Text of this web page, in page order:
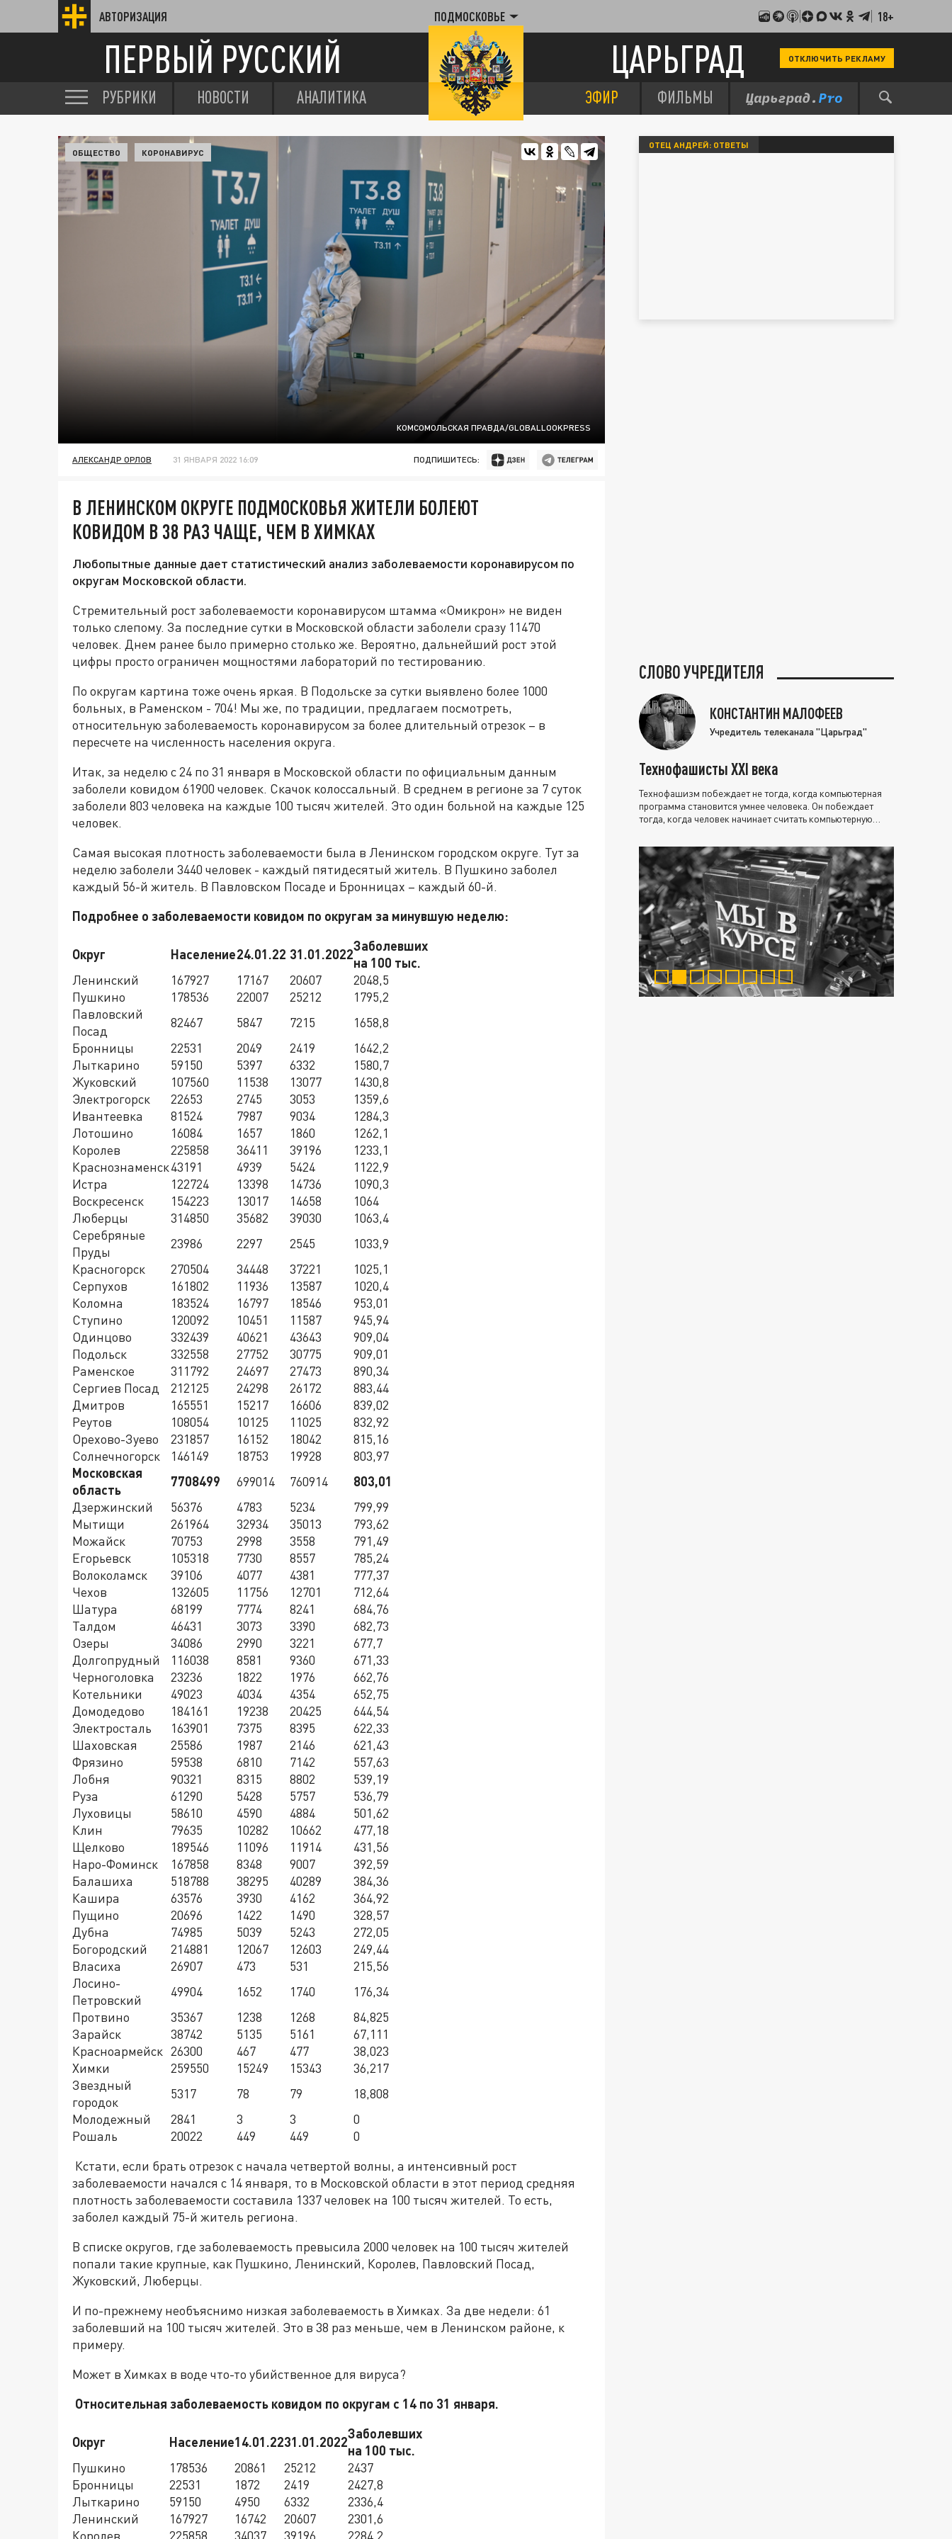
АВТОРИЗАЦИЯ ПОДМОСКОВЬЕ 18+
ПЕРВЫЙ РУССКИЙ ЦАРЬГРАД ОТКЛЮЧИТЬ РЕКЛАМУ
РУБРИКИ НОВОСТИ АНАЛИТИКА ЭФИР ФИЛЬМЫ
КОМСОМОЛЬСКАЯ ПРАВДА/GLOBALLOOKPRESS
ОБЩЕСТВО КОРОНАВИРУС
АЛЕКСАНДР ОРЛОВ 31 ЯНВАРЯ 2022 16:09 ПОДПИШИТЕСЬ:
В ЛЕНИНСКОМ ОКРУГЕ ПОДМОСКОВЬЯ ЖИТЕЛИ БОЛЕЮТ
КОВИДОМ В 38 РАЗ ЧАЩЕ, ЧЕМ В ХИМКАХ
Любопытные данные дает статистический анализ заболеваемости коронавирусом по
округам Московской области.
Стремительный рост заболеваемости коронавирусом штамма «Омикрон» не виден
только слепому. За последние сутки в Московской области заболели сразу 11470
человек. Днем ранее было примерно столько же. Вероятно, дальнейший рост этой
цифры просто ограничен мощностями лабораторий по тестированию.
По округам картина тоже очень яркая. В Подольске за сутки выявлено более 1000
больных, в Раменском - 704! Мы же, по традиции, предлагаем посмотреть,
относительную заболеваемость коронавирусом за более длительный отрезок – в
пересчете на численность населения округа.
Итак, за неделю с 24 по 31 января в Московской области по официальным данным
заболели ковидом 61900 человек. Скачок колоссальный. В среднем в регионе за 7 суток
заболели 803 человека на каждые 100 тысяч жителей. Это один больной на каждые 125
человек.
Самая высокая плотность заболеваемости была в Ленинском городском округе. Тут за
неделю заболели 3440 человек - каждый пятидесятый житель. В Пушкино заболел
каждый 56-й житель. В Павловском Посаде и Бронницах – каждый 60-й.
Подробнее о заболеваемости ковидом по округам за минувшую неделю:
Округ Население24.01.22 31.01.2022
Заболевших
на 100 тыс.
Ленинский
167927 17167 20607
2048,5
Пушкино
178536 22007 25212
1795,2
Павловский
Посад
82467 5847 7215
1658,8
Бронницы
22531 2049 2419
1642,2
Лыткарино
59150 5397 6332
1580,7
Жуковский
107560 11538 13077
1430,8
Электрогорск
22653 2745 3053
1359,6
Ивантеевка
81524 7987 9034
1284,3
Лотошино
16084 1657 1860
1262,1
Королев
225858 36411 39196
1233,1
Краснознаменск43191 4939 5424
1122,9
Истра
122724 13398 14736
1090,3
Воскресенск
154223 13017 14658
1064
Люберцы
314850 35682 39030
1063,4
Серебряные
Пруды
23986 2297 2545
1033,9
Красногорск
270504 34448 37221
1025,1
Серпухов
161802 11936 13587
1020,4
Коломна
183524 16797 18546
953,01
Ступино
120092 10451 11587
945,94
Одинцово
332439 40621 43643
909,04
Подольск
332558 27752 30775
909,01
Раменское
311792 24697 27473
890,34
Сергиев Посад
212125 24298 26172
883,44
Дмитров
165551 15217 16606
839,02
Реутов
108054 10125 11025
832,92
Орехово-Зуево
231857 16152 18042
815,16
Солнечногорск
146149 18753 19928
803,97
Московская
область
7708499 699014 760914
803,01
Дзержинский
56376 4783 5234
799,99
Мытищи
261964 32934 35013
793,62
Можайск
70753 2998 3558
791,49
Егорьевск
105318 7730 8557
785,24
Волоколамск
39106 4077 4381
777,37
Чехов
132605 11756 12701
712,64
Шатура
68199 7774 8241
684,76
Талдом
46431 3073 3390
682,73
Озеры
34086 2990 3221
677,7
Долгопрудный
116038 8581 9360
671,33
Черноголовка
23236 1822 1976
662,76
Котельники
49023 4034 4354
652,75
Домодедово
184161 19238 20425
644,54
Электросталь
163901 7375 8395
622,33
Шаховская
25586 1987 2146
621,43
Фрязино
59538 6810 7142
557,63
Лобня
90321 8315 8802
539,19
Руза
61290 5428 5757
536,79
Луховицы
58610 4590 4884
501,62
Клин
79635 10282 10662
477,18
Щелково
189546 11096 11914
431,56
Наро-Фоминск
167858 8348 9007
392,59
Балашиха
518788 38295 40289
384,36
Кашира
63576 3930 4162
364,92
Пущино
20696 1422 1490
328,57
Дубна
74985 5039 5243
272,05
Богородский
214881 12067 12603
249,44
Власиха
26907 473 531
215,56
Лосино-
Петровский
49904 1652 1740
176,34
Протвино
35367 1238 1268
84,825
Зарайск
38742 5135 5161
67,111
Красноармейск 26300 467 477
38,023
Химки
259550 15249 15343
36,217
Звездный
городок
5317 78 79
18,808
Молодежный
2841 3 3
0
Рошаль
20022 449 449
0
Кстати, если брать отрезок с начала четвертой волны, а интенсивный рост
заболеваемости начался с 14 января, то в Московской области в этот период средняя
плотность заболеваемости составила 1337 человек на 100 тысяч жителей. То есть,
заболел каждый 75-й житель региона.
В списке округов, где заболеваемость превысила 2000 человек на 100 тысяч жителей
попали такие крупные, как Пушкино, Ленинский, Королев, Павловский Посад,
Жуковский, Люберцы.
И по-прежнему необъяснимо низкая заболеваемость в Химках. За две недели: 61
заболевший на 100 тысяч жителей. Это в 38 раз меньше, чем в Ленинском районе, к
примеру.
Может в Химках в воде что-то убийственное для вируса?
Относительная заболеваемость ковидом по округам с 14 по 31 января.
Округ Население14.01.2231.01.2022
Заболевших
на 100 тыс.
Пушкино
178536 20861 25212
2437
Бронницы
22531 1872 2419
2427,8
Лыткарино
59150 4950 6332
2336,4
Ленинский
167927 16742 20607
2301,6
Королев
225858 34037 39196 2284,2
ОТЕЦ АНДРЕЙ: ОТВЕТЫ
СЛОВО УЧРЕДИТЕЛЯ
КОНСТАНТИН МАЛОФЕЕВ
Учредитель телеканала "Царьград"
Технофашисты XXI века
Технофашизм побеждает не тогда, когда компьютерная
программа становится умнее человека. Он побеждает
тогда, когда человек начинает считать компьютерную